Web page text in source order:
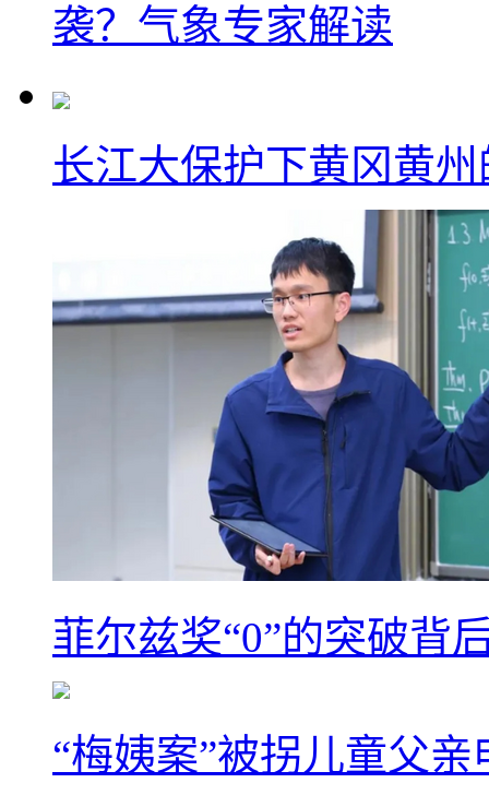
袭？气象专家解读
长江大保护下黄冈黄
菲尔兹奖“0”的突破背
“梅姨案”被拐儿童父